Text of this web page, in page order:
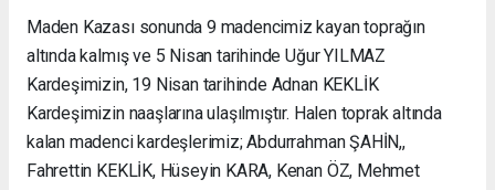
Maden Kazası sonunda 9 madencimiz kayan toprağın
altında kalmış ve 5 Nisan tarihinde Uğur YILMAZ
Kardeşimizin, 19 Nisan tarihinde Adnan KEKLİK
Kardeşimizin naaşlarına ulaşılmıştır. Halen toprak altında
kalan madenci kardeşlerimiz; Abdurrahman ŞAHİN,,
Fahrettin KEKLİK, Hüseyin KARA, Kenan ÖZ, Mehmet